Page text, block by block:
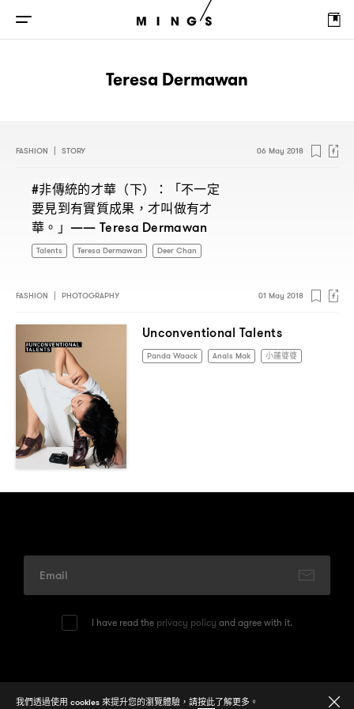
Teresa Dermawan
FASHION STORY 06 May 2018
#非傳統的才華 （下）：
「不一定
要見到有實質成果 ， 才叫做有才
華。」 —— Teresa Dermawan
Talents Teresa Dermawan Deer Chan
FASHION PHOTOGRAPHY 01 May 2018
Unconventional Talents
Panda Waack Anais Mak 小蓮婆婆
I have read the privacy policy and agree with it.
我們透過使用 cookies 來提升您的瀏覽體驗，請按此了解更多。